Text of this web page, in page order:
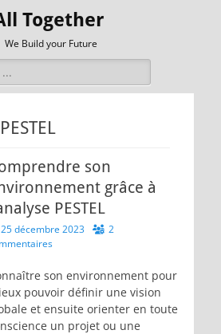
Together
We Build your Future
PESTEL
son
grâce à
PESTEL
25 décembre 2023
2
son environnement pour
pouvoir définir une vision
et ensuite orienter en toute
un projet ou une